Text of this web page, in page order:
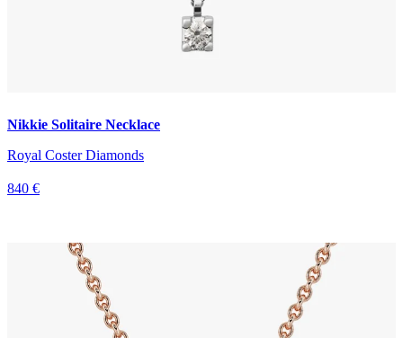
Nikkie Solitaire Necklace
Royal Coster Diamonds
840 €